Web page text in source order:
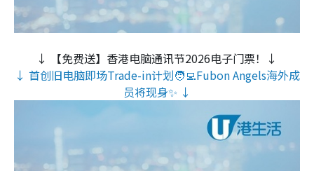
↓ 【免费送】香港电脑通讯节2026电子门票！↓
↓ 首创旧电脑即场Trade-in计划🧑‍💻Fubon Angels海外成
员将现身✨ ↓